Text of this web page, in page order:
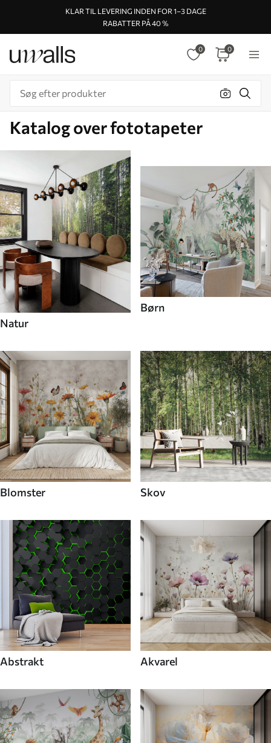
KLAR TIL LEVERING INDEN FOR 1–3 DAGE
RABATTER PÅ 40 %
0 0
Katalog over fototapeter
Natur
Børn
Blomster Skov
Abstrakt Akvarel